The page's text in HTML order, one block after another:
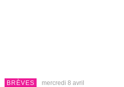
BRÈVES mercredi 8 avril